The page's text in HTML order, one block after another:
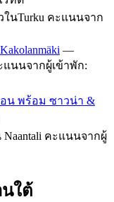
นTurku คะแนนจาก
—
แนนจากผู้เข้าพัก:
น พร้อม ซาวน่า &
คะแนนจากผู้
ใต้